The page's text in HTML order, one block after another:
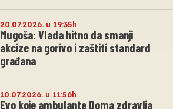
20.07.2026. u 19:35h
Mugoša: Vlada hitno da smanji
akcize na gorivo i zaštiti standard
građana
10.07.2026. u 11:56h
Evo koje ambulante Doma zdravlja